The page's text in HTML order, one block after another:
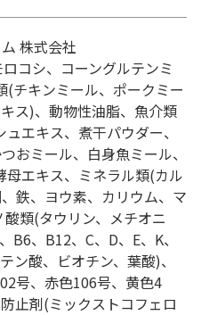
株式会社
コシ、コーングルテンミ
チキンミール、ポークミー
ス)、動物性油脂、魚介類
エキス、煮干パウダー、
おミール、白身魚ミール、
エキス、ミネラル類(カル
鉄、ヨウ素、カリウム、マ
類(タウリン、メチオニ
B6、B12、C、D、E、K、
ン酸、ビオチン、葉酸)、
号、赤色106号、黄色4
止剤(ミックストコフェロ